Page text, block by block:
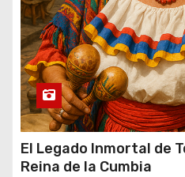
El Legado Inmortal de
Reina de la Cumbia